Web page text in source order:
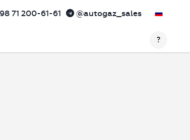
71 200-61-61 @autogaz_sales
?